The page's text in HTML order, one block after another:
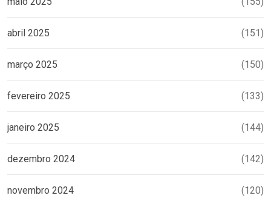
abril 2025 (151)
março 2025 (150)
fevereiro 2025 (133)
janeiro 2025 (144)
dezembro 2024 (142)
novembro 2024 (120)